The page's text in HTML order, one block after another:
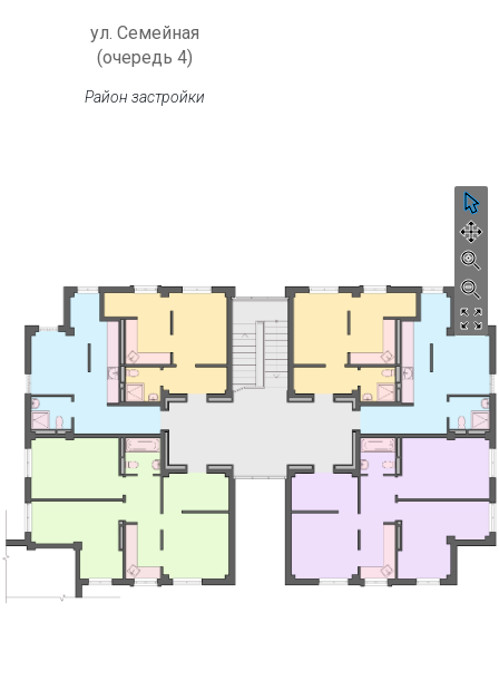
ул. Семейная
(очередь 4)
Район застройки